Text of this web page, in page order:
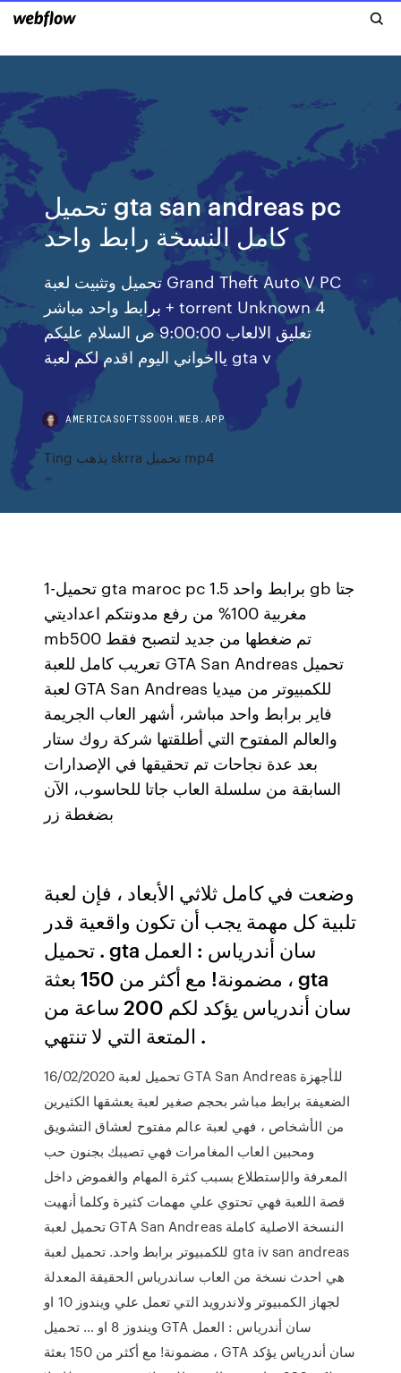
تحميل gta san andreas pc
كامل النسخة رابط واحد
تحميل وتثبيت لعبة Grand Theft Auto V PC
برابط واحد مباشر + torrent Unknown 4
تعليق الالعاب 9:00:00 ص السلام عليكم
يااخواني اليوم اقدم لكم لعبة gta v
AMERICASOFTSSOOH.WEB.APP
Ting يذهب skrra تحميل mp4
1-تحميل gta maroc pc برابط واحد 1.5 gb جتا
مغربية 100% من رفع مدونتكم اعداديتي
mb500 تم ضغطها من جديد لتصبح فقط
تعريب كامل للعبة GTA San Andreas تحميل
لعبة GTA San Andreas للكمبيوتر من ميديا
فاير برابط واحد مباشر، أشهر العاب الجريمة
والعالم المفتوح التي أطلقتها شركة روك ستار
بعد عدة نجاحات تم تحقيقها في الإصدارات
السابقة من سلسلة العاب جاتا للحاسوب، الآن
بضغطة زر
وضعت في كامل ثلاثي الأبعاد ، فإن لعبة
تلبية كل مهمة يجب أن تكون واقعية قدر
. تحميل gta سان أندرياس : العمل
مضمونة! مع أكثر من 150 بعثة ، gta
سان أندرياس يؤكد لكم 200 ساعة من
المتعة التي لا تنتهي .
16/02/2020 تحميل لعبة GTA San Andreas للأجهزة
الضعيفة برابط مباشر بحجم صغير لعبة يعشقها الكثيرين
من الأشخاص ، فهي لعبة عالم مفتوح لعشاق التشويق
ومحبين العاب المغامرات فهي تصيبك بجنون حب
المعرفة والإستطلاع بسبب كثرة المهام والغموض داخل
قصة اللعبة فهي تحتوي علي مهمات كثيرة وكلما أنهيت
تحميل لعبة GTA San Andreas النسخة الاصلية كاملة
للكمبيوتر برابط واحد. تحميل لعبة gta iv san andreas
هي احدث نسخة من العاب ساندرياس الحقيقة المعدلة
لجهاز الكمبيوتر ولاندرويد التي تعمل علي ويندوز 10 او
ويندوز 8 او … تحميل GTA سان أندرياس : العمل
مضمونة! مع أكثر من 150 بعثة ، GTA سان أندرياس يؤكد